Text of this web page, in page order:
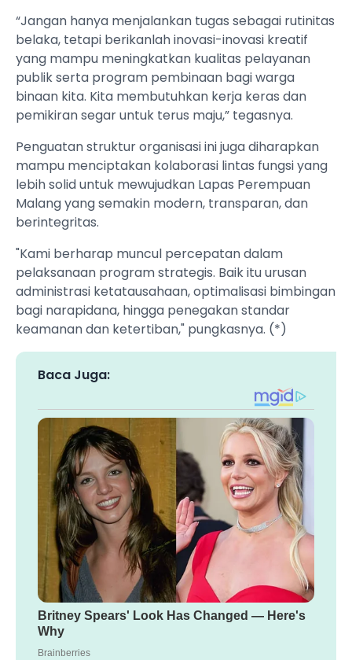
“Jangan hanya menjalankan tugas sebagai rutinitas
belaka, tetapi berikanlah inovasi-inovasi kreatif
yang mampu meningkatkan kualitas pelayanan
publik serta program pembinaan bagi warga
binaan kita. Kita membutuhkan kerja keras dan
pemikiran segar untuk terus maju,” tegasnya.
Penguatan struktur organisasi ini juga diharapkan
mampu menciptakan kolaborasi lintas fungsi yang
lebih solid untuk mewujudkan Lapas Perempuan
Malang yang semakin modern, transparan, dan
berintegritas.
"Kami berharap muncul percepatan dalam
pelaksanaan program strategis. Baik itu urusan
administrasi ketatausahaan, optimalisasi bimbingan
bagi narapidana, hingga penegakan standar
keamanan dan ketertiban," pungkasnya. (*)
Baca Juga: